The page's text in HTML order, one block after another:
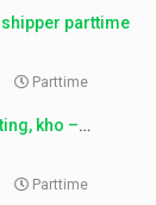
shipper parttime
Parttime
kho –
Parttime